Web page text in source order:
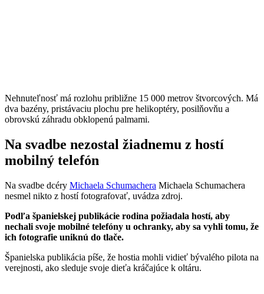
Nehnuteľnosť má rozlohu približne 15 000 metrov štvorcových. Má
dva bazény, pristávaciu plochu pre helikoptéry, posilňovňu a
obrovskú záhradu obklopenú palmami.
Na svadbe nezostal žiadnemu z hostí
mobilný telefón
Na svadbe dcéry Michaela Schumachera Michaela Schumachera
nesmel nikto z hostí fotografovať, uvádza zdroj.
Podľa španielskej publikácie rodina požiadala hostí, aby
nechali svoje mobilné telefóny u ochranky, aby sa vyhli tomu, že
ich fotografie uniknú do tlače.
Španielska publikácia píše, že hostia mohli vidieť bývalého pilota na
verejnosti, ako sleduje svoje dieťa kráčajúce k oltáru.